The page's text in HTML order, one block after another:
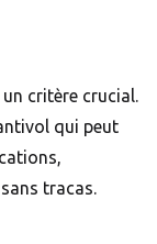
critère crucial.
qui peut
tracas.